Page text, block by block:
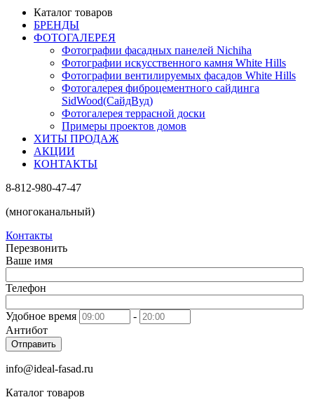
Каталог товаров
БРЕНДЫ
ФОТОГАЛЕРЕЯ
Фотографии фасадных панелей Nichiha
Фотографии искусственного камня White Hills
Фотографии вентилируемых фасадов White Hills
Фотогалерея фиброцементного сайдинга
SidWood(СайдВуд)
Фотогалерея террасной доски
Примеры проектов домов
ХИТЫ ПРОДАЖ
АКЦИИ
КОНТАКТЫ
8-812-980-47-47
(многоканальный)
Контакты
Перезвонить
Ваше имя
Телефон
Удобное время
-
Антибот
Отправить
info@ideal-fasad.ru
Каталог товаров